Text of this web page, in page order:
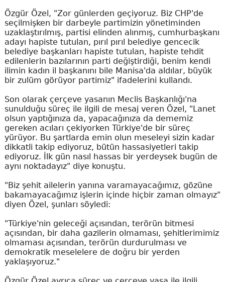
Özgür Özel, "Zor günlerden geçiyoruz. Biz CHP'de
seçilmişken bir darbeyle partimizin yönetiminden
uzaklaştırılmış, partisi elinden alınmış, cumhurbaşkanı
adayı hapiste tutulan, pırıl pırıl belediye gencecik
belediye başkanları hapiste tutulan, hapiste tehdit
edilenlerin bazılarının parti değiştirdiği, benim kendi
ilimin kadın il başkanını bile Manisa'da aldılar, büyük
bir zulüm görüyor partimiz" ifadelerini kullandı.
Son olarak çerçeve yasanın Meclis Başkanlığı'na
sunulduğu süreç ile ilgili de mesaj veren Özel, "Lanet
olsun yaptığınıza da, yapacağınıza da dememiz
gereken acıları çekiyorken Türkiye'de bir süreç
yürüyor. Bu şartlarda emin olun meseleyi sizin kadar
dikkatli takip ediyoruz, bütün hassasiyetleri takip
ediyoruz. İlk gün nasıl hassas bir yerdeysek bugün de
aynı noktadayız" diye konuştu.
"Biz şehit ailelerin yanına varamayacağımız, gözüne
bakamayacağımız işlerin içinde hiçbir zaman olmayız"
diyen Özel, şunları söyledi:
"Türkiye'nin geleceği açısından, terörün bitmesi
açısından, bir daha gazilerin olmaması, şehitlerimimiz
olmaması açısından, terörün durdurulması ve
demokratik meselelere de doğru bir yerden
yaklaşıyoruz."